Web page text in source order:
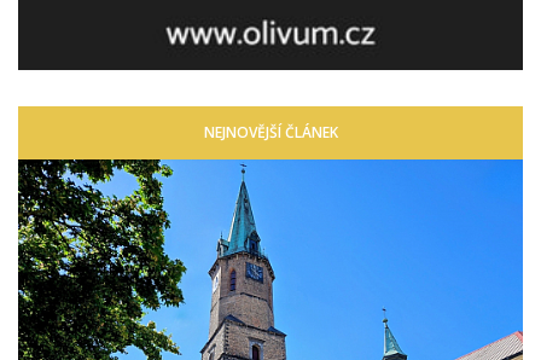
NEJNOVĚJŠÍ ČLÁNEK